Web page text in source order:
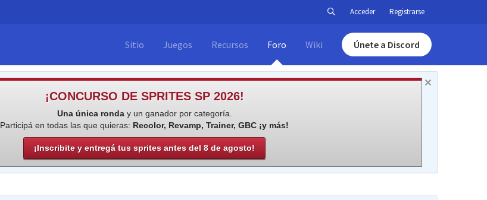
Acceder Registrarse
Sitio Juegos Recursos Foro Wiki Únete a Discord
¡CONCURSO DE SPRITES SP 2026!
Una única ronday un ganador por categoría.
Participá en todas las que quieras: Recolor, Revamp, Trainer, GBC ¡y más!
¡Inscribite y entregá tus sprites antes del 8 de agosto!